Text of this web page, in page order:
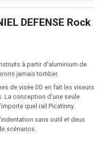
DEFENSE Rock
à partir d'aluminium de
jamais tomber.
de visée DD en fait les viseurs
La conception d'une seule
quel rail Picatinny.
sans outil et deux
scénarios.